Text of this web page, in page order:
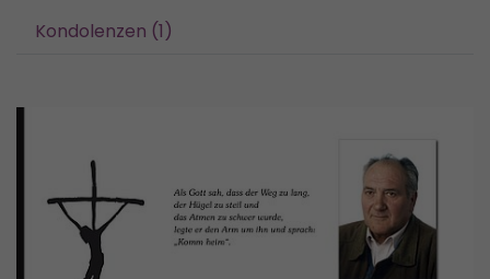
Kondolenzen (1)